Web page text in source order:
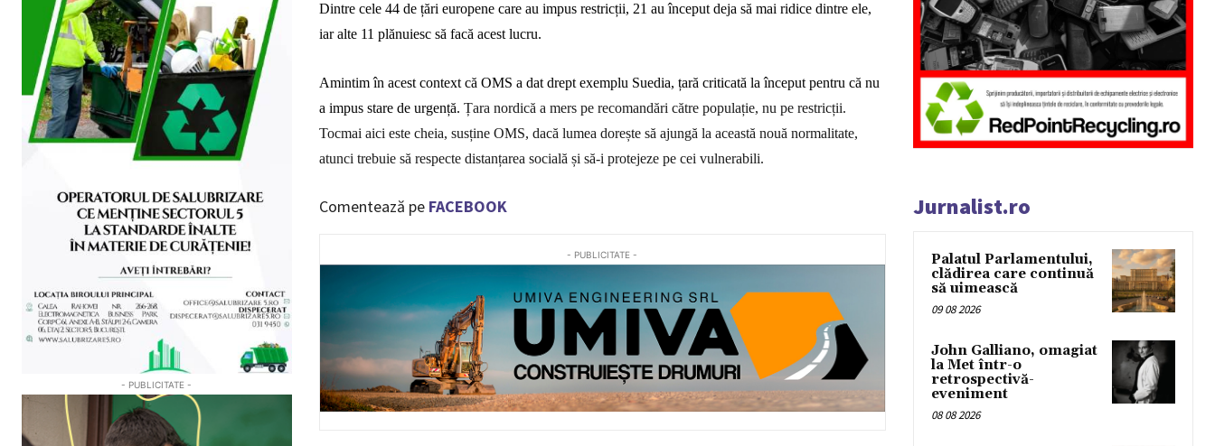
- PUBLICITATE -
Dintre cele 44 de țări europene care au impus restricții, 21 auînceput deja să mai ridice dintre ele,
iar alte 11 plănuiesc să facă acest lucru.
Amintim în acest context că OMS a dat drept exemplu Suedia, țară criticată la început pentru că nu
a impus stare de urgență. Țara nordică a mers pe recomandări către populație, nu pe restricții.
Tocmai aici este cheia, susține OMS, dacă lumea dorește să ajungă la această nouă normalitate,
atunci trebuie să respecte distanțarea socială și să-i protejeze pe cei vulnerabili.
Comentează pe FACEBOOK
- PUBLICITATE -
Jurnalist.ro
Palatul Parlamentului,
clădirea care continuă
să uimească
09 08 2026
John Galliano, omagiat
la Met într-o
retrospectivă-
eveniment
08 08 2026